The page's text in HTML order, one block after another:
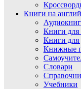
Книги на
Книги для
Книги для
Книжные
Словари
Учебники